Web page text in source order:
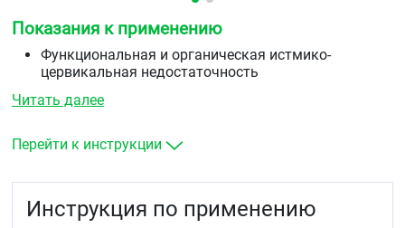
Показания к применению
Функциональная и органическая истмико-
цервикальная недостаточность
недостаточности у беременных
хирургической коррекции ИЦН.
Читать далее
Перейти к инструкции
Инструкция по применению